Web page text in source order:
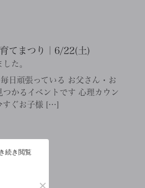
てまつり｜6/22(土)
た。
日頑張っている お父さん・お
かるイベントです 心理カウン
すぐお子様 […]
続き閲覧